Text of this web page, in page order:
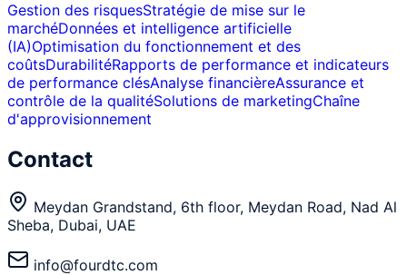
Gestion des risquesStratégie de mise sur le
marchéDonnées et intelligence artificielle
(IA)Optimisation du fonctionnement et des
coûtsDurabilitéRapports de performance et indicateurs
de performance clésAnalyse financièreAssurance et
contrôle de la qualitéSolutions de marketingChaîne
d'approvisionnement
Contact
Meydan Grandstand, 6th floor, Meydan Road, Nad Al
Sheba, Dubai, UAE
info@fourdtc.com